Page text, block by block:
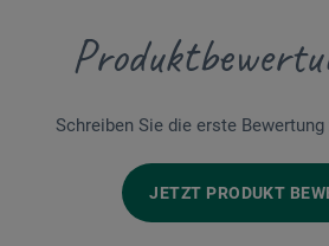
Schreiben Sie die erste
JETZT PRODUKT